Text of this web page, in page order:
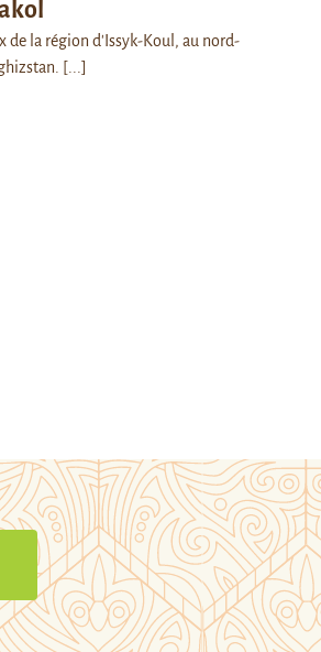
de la région d'Issyk-Koul, au nord-
[...]